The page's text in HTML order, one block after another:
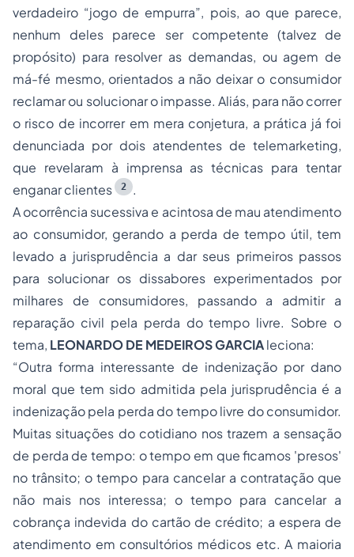
verdadeiro “jogo de empurra”, pois, ao que parece,
nenhum deles parece ser competente (talvez de
propósito) para resolver as demandas, ou agem de
má-fé mesmo, orientados a não deixar o consumidor
reclamar ou solucionar o impasse. Aliás, para não correr
o risco de incorrer em mera conjetura, a prática já foi
denunciada por dois atendentes de telemarketing,
que revelaram à imprensa as técnicas para tentar
enganar clientes
2
.
A ocorrência sucessiva e acintosa de mau atendimento
ao consumidor, gerando a perda de tempo útil, tem
levado a jurisprudência a dar seus primeiros passos
para solucionar os dissabores experimentados por
milhares de consumidores, passando a admitir a
reparação civil pela perda do tempo livre. Sobre o
tema, LEONARDO DE MEDEIROS GARCIAleciona:
“Outra forma interessante de indenização por dano
moral que tem sido admitida pela jurisprudência é a
indenização pela perda do tempo livre do consumidor.
Muitas situações do cotidiano nos trazem a sensação
de perda de tempo: o tempo em que ficamos 'presos'
no trânsito; o tempo para cancelar a contratação que
não mais nos interessa; o tempo para cancelar a
cobrança indevida do cartão de crédito; a espera de
atendimento em consultórios médicos etc. A maioria